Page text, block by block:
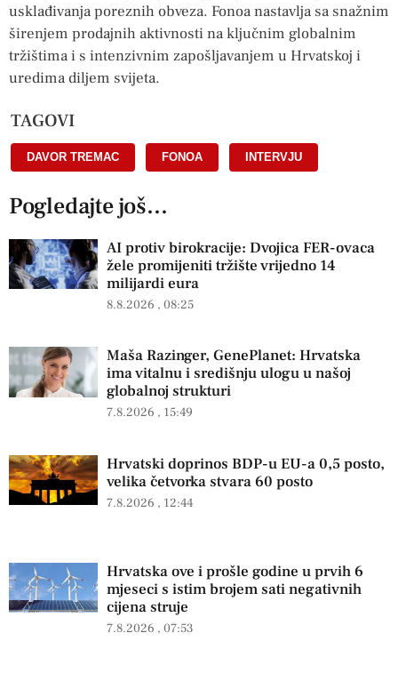
usklađivanja poreznih obveza. Fonoa nastavlja sa snažnim
širenjem prodajnih aktivnosti na ključnim globalnim
tržištima i s intenzivnim zapošljavanjem u Hrvatskoj i
uredima diljem svijeta.
TAGOVI
DAVOR TREMAC FONOA INTERVJU
Pogledajte još...
AI protiv birokracije: Dvojica FER-ovaca
žele promijeniti tržište vrijedno 14
milijardi eura
8.8.2026 08:25
Maša Razinger, GenePlanet: Hrvatska
ima vitalnu i središnju ulogu u našoj
globalnoj strukturi
7.8.2026 15:49
Hrvatski doprinos BDP-u EU-a 0,5 posto,
velika četvorka stvara 60 posto
7.8.2026 12:44
Hrvatska ove i prošle godine u prvih 6
mjeseci s istim brojem sati negativnih
cijena struje
7.8.2026 07:53